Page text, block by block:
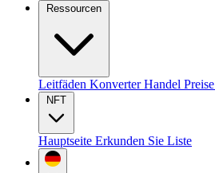
Ressourcen
Leitfäden KonverterHandel Preise
NFT
Hauptseite Erkunden Sie Liste